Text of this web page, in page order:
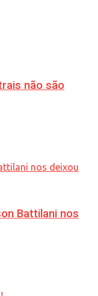
não são
Battilani nos